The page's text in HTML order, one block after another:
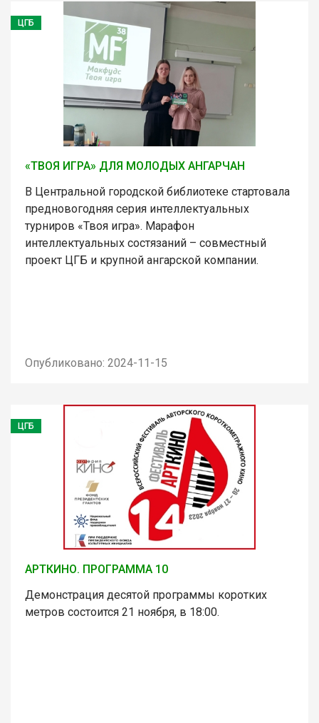
ЦГБ
«ТВОЯ ИГРА» ДЛЯ МОЛОДЫХ АНГАРЧАН
В Центральной городской библиотеке стартовала
предновогодняя серия интеллектуальных
турниров «Твоя игра». Марафон
интеллектуальных состязаний – совместный
проект ЦГБ и крупной ангарской компании.
Опубликовано: 2024-11-15
ЦГБ
АРТКИНО. ПРОГРАММА 10
Демонстрация десятой программы коротких
метров состоится 21 ноября, в 18:00.